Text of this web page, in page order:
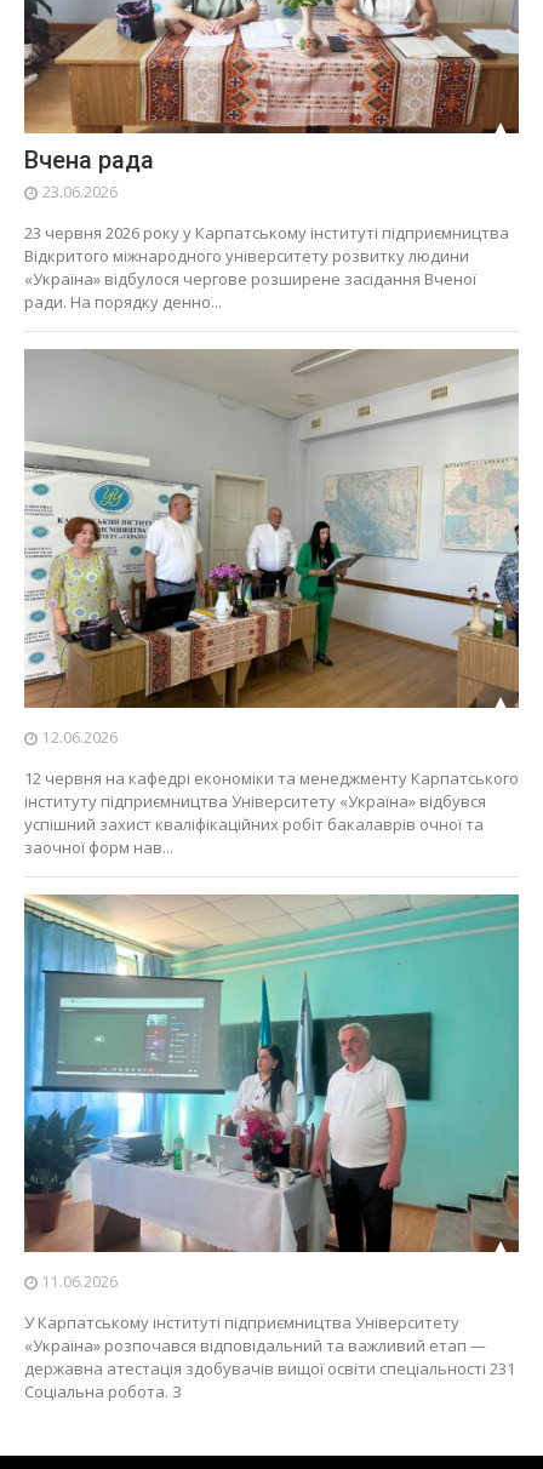
Вчена рада
23.06.2026
23 червня 2026 року у Карпатському інституті підприємництва
Відкритого міжнародного університету розвитку людини
«Україна» відбулося чергове розширене засідання Вченої
ради. На порядку денно...
12.06.2026
12 червня на кафедрі економіки та менеджменту Карпатського
інституту підприємництва Університету «Україна» відбувся
успішний захист кваліфікаційних робіт бакалаврів очної та
заочної форм нав...
11.06.2026
У Карпатському інституті підприємництва Університету
«Україна» розпочався відповідальний та важливий етап —
державна атестація здобувачів вищої освіти спеціальності 231
Соціальна робота. З